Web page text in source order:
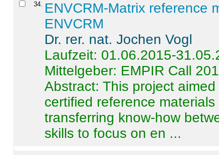
34. ENVCRM-Matrix reference
ENVCRM
Dr. rer. nat. Jochen Vogl
Laufzeit: 01.06.2015-
Mittelgeber: EMPIR Call
Abstract:This project
certified reference
transferring know-how
skills to focus on en ...